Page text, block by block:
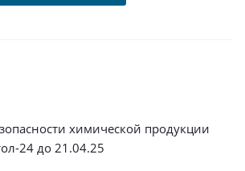
химической продукции
24 до 21.04.25